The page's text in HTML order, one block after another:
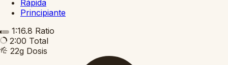
Rápida
Principiante
1:16.8 Ratio
2:00 Total
22g Dosis